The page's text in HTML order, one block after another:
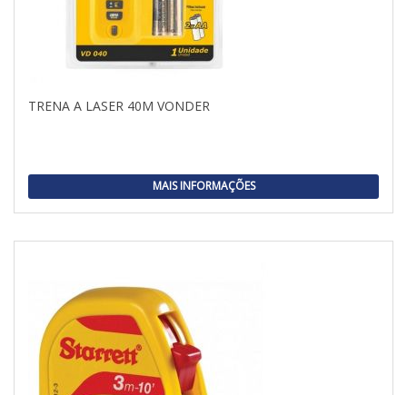
TRENA A LASER 40M VONDER
MAIS INFORMAÇÕES